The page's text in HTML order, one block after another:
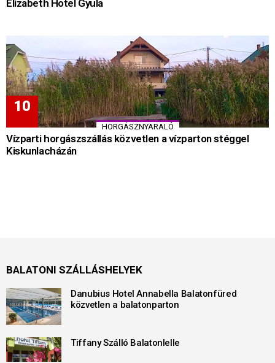
Elizabeth Hotel Gyula
HORGÁSZNYARALÓ
Vízparti horgászszállás közvetlen a vízparton stéggel
Kiskunlacházán
BALATONI SZÁLLÁSHELYEK
Danubius Hotel Annabella Balatonfüred
közvetlen a balatonparton
Tiffany Szálló Balatonlelle